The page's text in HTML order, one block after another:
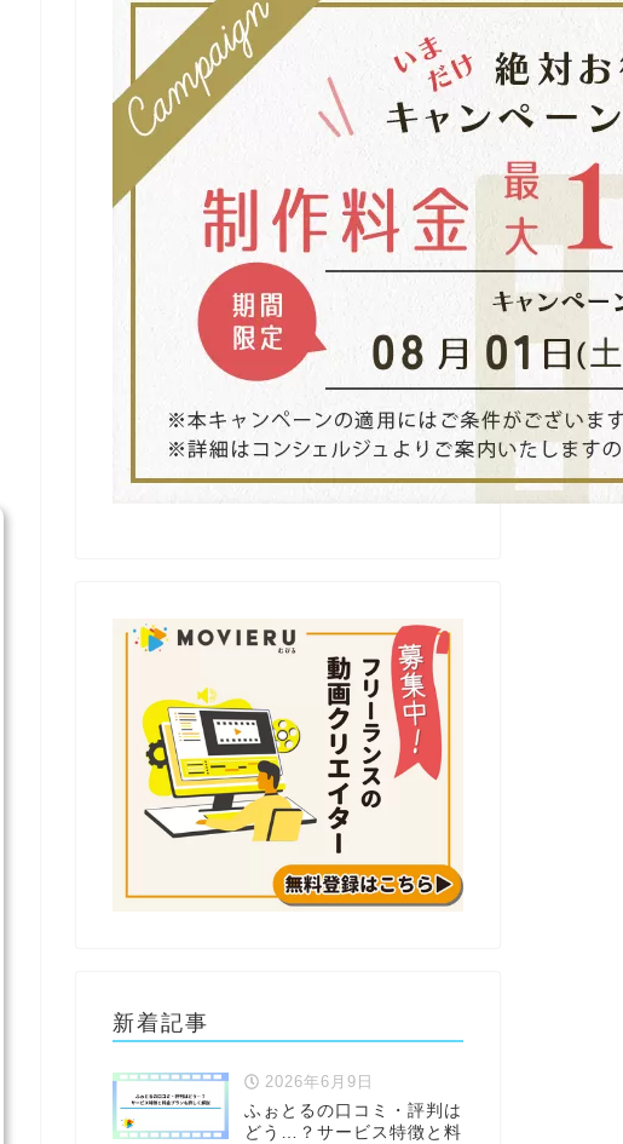
新着記事
2026年6月9日
ふぉとるの口コミ・評判は
どう…？サービス特徴と料